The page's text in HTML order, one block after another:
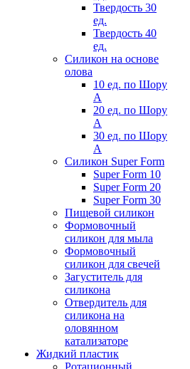
Твердость 30
ед.
Твердость 40
ед.
Силикон на основе
олова
10 ед. по Шору
А
20 ед. по Шору
А
30 ед. по Шору
А
Силикон Super Form
Super Form 10
Super Form 20
Super Form 30
Пищевой силикон
Формовочный
силикон для мыла
Формовочный
силикон для свечей
Загуститель для
силикона
Отвердитель для
силикона на
оловянном
катализаторе
Жидкий пластик
Ротационный